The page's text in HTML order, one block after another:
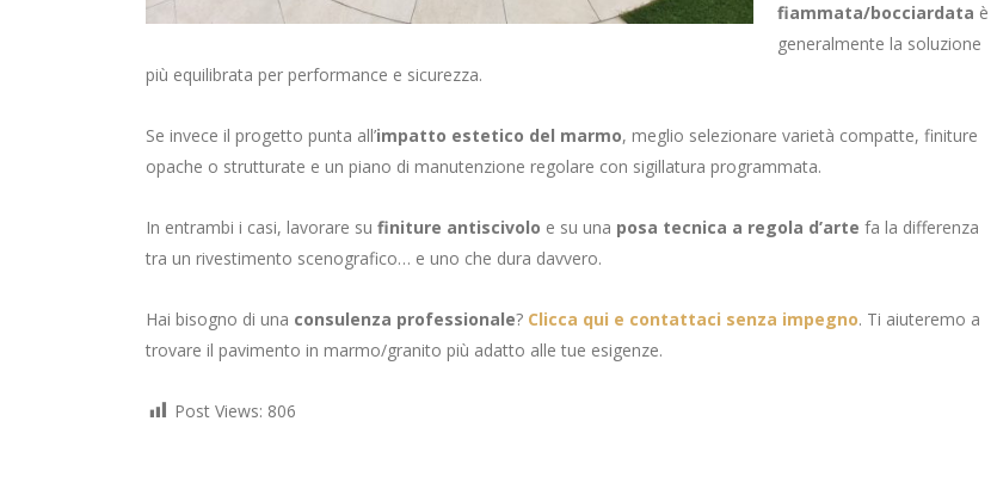
fiammata/bocciardata è
generalmente la soluzione
più equilibrata per performance e sicurezza.
Se invece il progetto punta all’impatto estetico del marmo, meglio selezionare varietà compatte, finiture
opache o strutturate e un piano di manutenzione regolare con sigillatura programmata.
In entrambi i casi, lavorare su finiture antiscivolo e su una posa tecnica a regola d’arte fa la differenza
tra un rivestimento scenografico… e uno che dura davvero.
Hai bisogno di una consulenza professionale? Clicca qui e contattaci senza impegno. Ti aiuteremo a
trovare il pavimento in marmo/granito più adatto alle tue esigenze.
Post Views: 806